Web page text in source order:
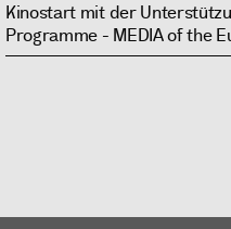
Kinostart mit der
Programme - MEDIA of the